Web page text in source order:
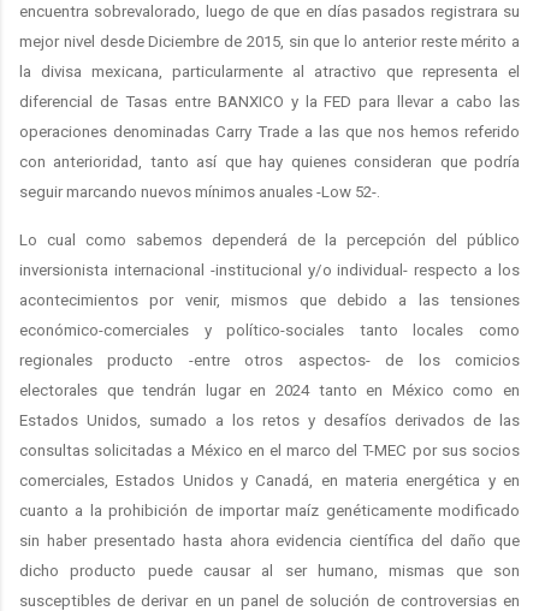
encuentra sobrevalorado, luego de que en días pasados registrara su
mejor nivel desde Diciembre de 2015, sin que lo anterior reste mérito a
la divisa mexicana, particularmente al atractivo que representa el
diferencial de Tasas entre BANXICO y la FED para llevar a cabo las
operaciones denominadas Carry Trade a las que nos hemos referido
con anterioridad, tanto así que hay quienes consideran que podría
seguir marcando nuevos mínimos anuales -Low 52-.
Lo cual como sabemos dependerá de la percepción del público
inversionista internacional -institucional y/o individual- respecto a los
acontecimientos por venir, mismos que debido a las tensiones
económico-comerciales y político-sociales tanto locales como
regionales producto -entre otros aspectos- de los comicios
electorales que tendrán lugar en 2024 tanto en México como en
Estados Unidos, sumado a los retos y desafíos derivados de las
consultas solicitadas a México en el marco del T-MEC por sus socios
comerciales, Estados Unidos y Canadá, en materia energética y en
cuanto a la prohibición de importar maíz genéticamente modificado
sin haber presentado hasta ahora evidencia científica del daño que
dicho producto puede causar al ser humano, mismas que son
susceptibles de derivar en un panel de solución de controversias en